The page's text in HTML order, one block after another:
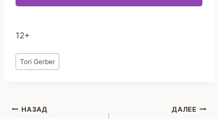
12+
Метки
записи:
Tori Gerber
Навигация
НАЗАД ДАЛЕЕ